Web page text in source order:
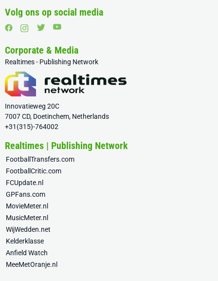
Volg ons op social media
Corporate & Media
Realtimes - Publishing Network
Innovatieweg 20C
7007 CD, Doetinchem, Netherlands
+31(315)-764002
Realtimes | Publishing Network
FootballTransfers.com
FootballCritic.com
FCUpdate.nl
GPFans.com
MovieMeter.nl
MusicMeter.nl
WijWedden.net
Kelderklasse
Anfield Watch
MeeMetOranje.nl